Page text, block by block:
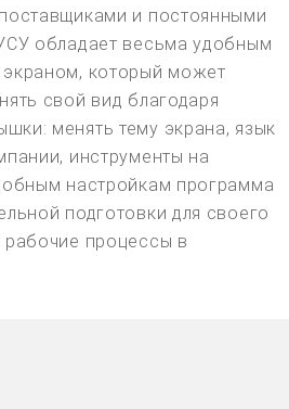
и постоянными
обладает весьма удобным
который может
свой вид благодаря
менять тему экрана, язык
инструменты на
настройкам программа
подготовки для своего
рабочие процессы в